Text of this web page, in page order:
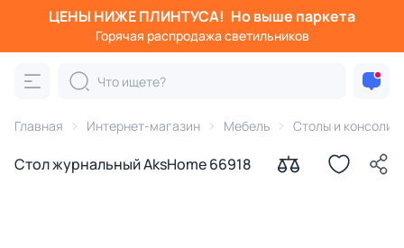
ЦЕНЫ НИЖЕ ПЛИНТУСА! Но выше паркета
Горячая распродажа светильников
Главная Интернет-магазин Мебель Столы и консоли
Стол журнальный AksHome 66918